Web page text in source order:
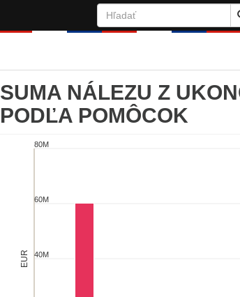
SUMA NÁLEZU Z
PODĽA POMÔCOK
View as data table, Suma nálezu z ukončených
The chart has 1 Y axis displaying EUR. Range: 0
EUR 40M
60M
80M